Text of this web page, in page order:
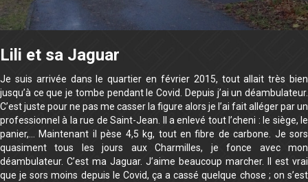
Lili et sa Jaguar
Je suis arrivée dans le quartier en février 2015, tout allait très bien
jusqu’à ce que je tombe pendant le Covid. Depuis j’ai un déambulateur.
C’est juste pour ne pas me casser la figure alors je l’ai fait alléger par un
professionnel à la rue de Saint-Jean. Il a enlevé tout l’cheni : le siège, le
panier,… Maintenant il pèse 4,5 kg, tout en fibre de carbone. Je sors
quasiment tous les jours aux Charmilles, je fonce avec mon
déambulateur. C’est ma Jaguar. J’aime beaucoup marcher. Il est vrai
que je sors moins depuis le Covid, ça a cassé quelque chose ; on s’est